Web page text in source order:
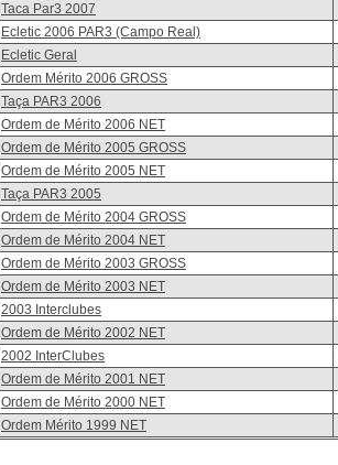
Taca Par3 2007
Ecletic 2006 PAR3 (Campo Real)
Ecletic Geral
Ordem Mérito 2006 GROSS
Taça PAR3 2006
Ordem de Mérito 2006 NET
Ordem de Mérito 2005 GROSS
Ordem de Mérito 2005 NET
Taça PAR3 2005
Ordem de Mérito 2004 GROSS
Ordem de Mérito 2004 NET
Ordem de Mérito 2003 GROSS
Ordem de Mérito 2003 NET
2003 Interclubes
Ordem de Mérito 2002 NET
2002 InterClubes
Ordem de Mérito 2001 NET
Ordem de Mérito 2000 NET
Ordem Mérito 1999 NET